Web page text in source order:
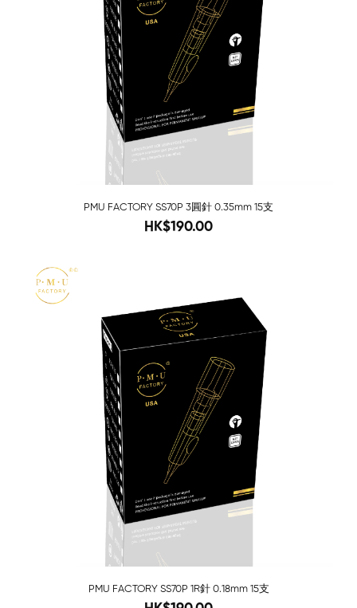
PMU FACTORY SS70P 3圓針 0.35mm 15支
280
HK$190.00
PMU FACTORY SS70P 1R針 0.18mm 15支